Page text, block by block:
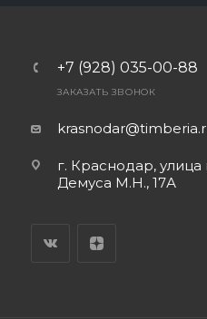
+7 (928) 035-00-88
ЗАКАЗАТЬ ЗВОНОК
г. Краснодар,
Демуса М.Н., 17А